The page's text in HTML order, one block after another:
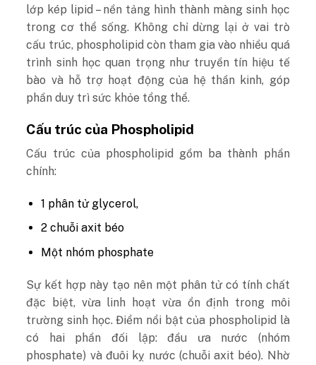
lớp kép lipid – nền tảng hình thành màng sinh học
trong cơ thể sống. Không chỉ dừng lại ở vai trò
cấu trúc, phospholipid còn tham gia vào nhiều quá
trình sinh học quan trọng như truyền tín hiệu tế
bào và hỗ trợ hoạt động của hệ thần kinh, góp
phần duy trì sức khỏe tổng thể.
Cấu trúc của Phospholipid
Cấu trúc của phospholipid gồm ba thành phần
chính:
1 phân tử glycerol,
2 chuỗi axit béo
Một nhóm phosphate
Sự kết hợp này tạo nên một phân tử có tính chất
đặc biệt, vừa linh hoạt vừa ổn định trong môi
trường sinh học.Điểm nổi bật của phospholipid là
có hai phần đối lập: đầu ưa nước (nhóm
phosphate) và đuôi kỵ nước (chuỗi axit béo). Nhờ